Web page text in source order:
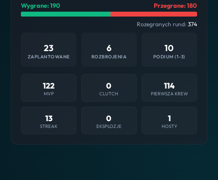
Wygrane: 190 Przegrane: 180
Rozegranych rund: 374
23
ZAPLANTOWANE
6
ROZBROJENIA
10
PODIUM (1-3)
122
MVP
0
CLUTCH
114
PIERWSZA KREW
13
STREAK
0
EKSPLOZJE
1
HOSTY